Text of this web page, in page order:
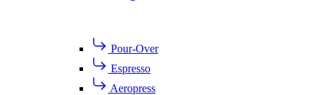
Pour-Over
Espresso
Aeropress